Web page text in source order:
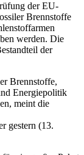
der EU-
Brennstoffe
werden. Die
der
Brennstoffe,
Energiepolitik
meint die
gestern (13.